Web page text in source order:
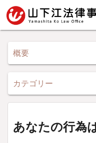
あなたの行為
概要
カテゴリー